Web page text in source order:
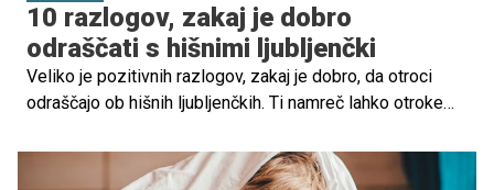
10 razlogov, zakaj je dobro
odraščati s hišnimi ljubljenčki
Veliko je pozitivnih razlogov, zakaj je dobro, da otroci
odraščajo ob hišnih ljubljenčkih. Ti namreč lahko otroke
so tudi izvrstni prijatelji, ki bodo vašemu otroku vedno
stali ob strani.